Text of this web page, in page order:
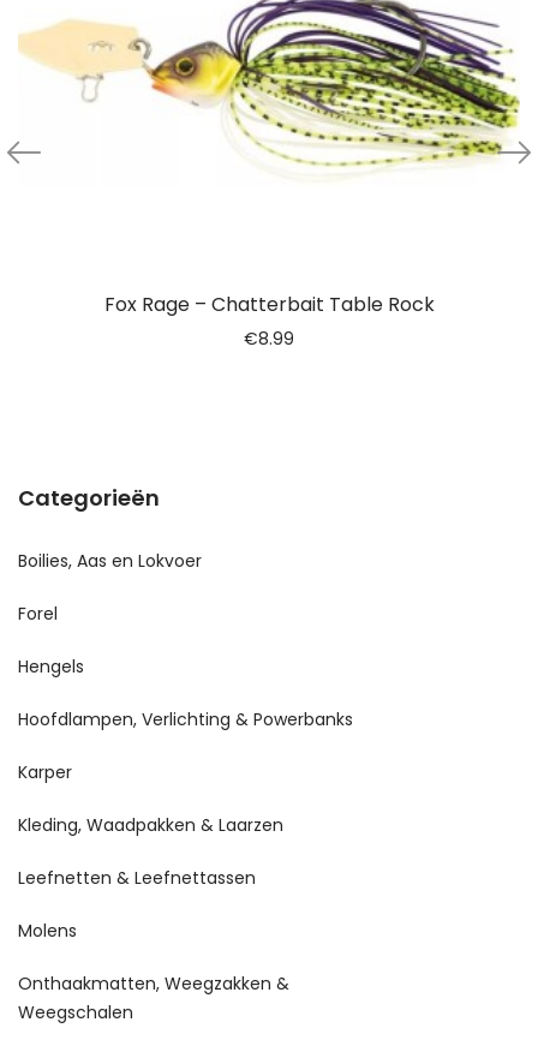
Fox Rage – Chatterbait Table Rock
€8.99
Categorieën
Boilies, Aas en Lokvoer
Forel
Hengels
Hoofdlampen, Verlichting & Powerbanks
Karper
Kleding, Waadpakken & Laarzen
Leefnetten & Leefnettassen
Molens
Onthaakmatten, Weegzakken &
Weegschalen